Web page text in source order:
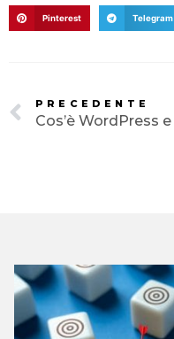
Pinterest Telegram
PRECEDENTE